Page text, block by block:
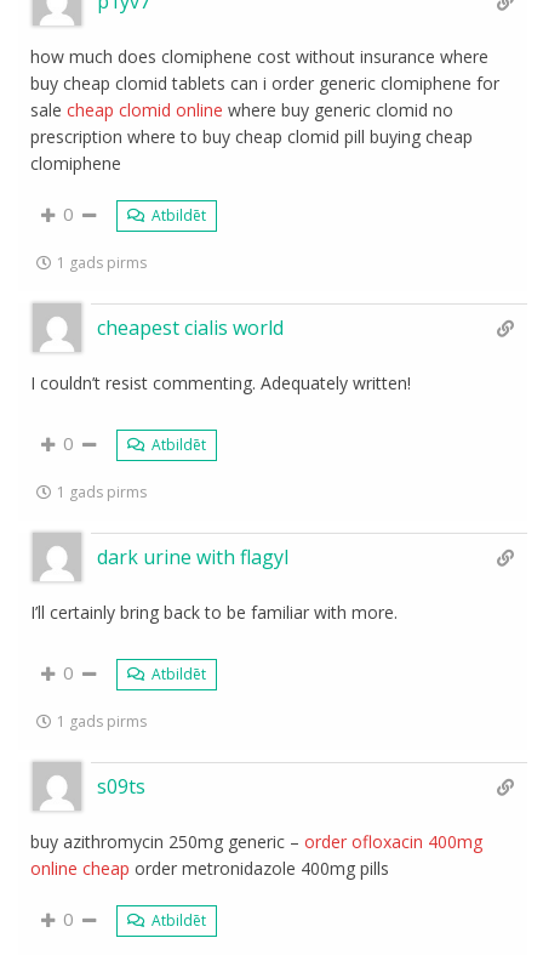
how much does clomiphene cost without insurance where
buy cheap clomid tablets can i order generic clomiphene for
salecheap clomid online where buy generic clomid no
prescription where to buy cheap clomid pill buying cheap
clomiphene
0 Atbildēt
1 gads pirms
cheapest cialis world
I couldn’t resist commenting. Adequately written!
0 Atbildēt
1 gads pirms
dark urine with flagyl
I’ll certainly bring back to be familiar with more.
0 Atbildēt
1 gads pirms
s09ts
buy azithromycin 250mg generic –order ofloxacin 400mg
online cheap order metronidazole 400mg pills
0 Atbildēt